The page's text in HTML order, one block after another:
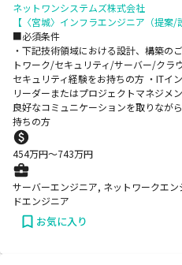
ネットワンシステムズ株式会社
【〈宮城〉インフラエンジニア（提案/
■必須条件
・下記技術領域における設計、構築
トワーク/セキュリティ/サーバー/ク
セキュリティ経験をお持ちの方 ・ITイ
リーダーまたはプロジェクトマネジ
良好なコミュニケーションを取りなが
持ちの方
454万円〜743万円
サーバーエンジニア, ネットワークエ
ドエンジニア
お気に入り